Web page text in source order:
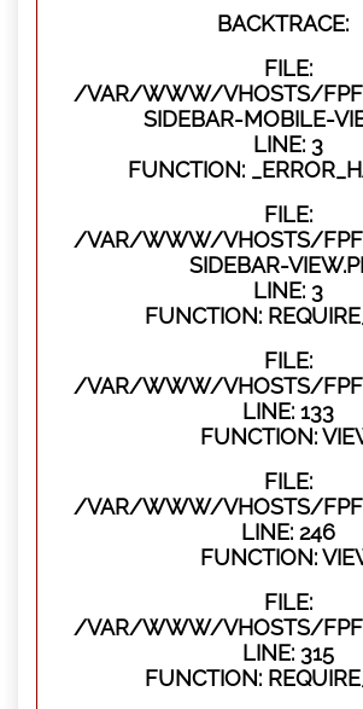
BACKTRACE:
FILE:
/VAR/WWW/VHOSTS/
SIDEBAR-MOBILE-
LINE: 3
FUNCTION:
FILE:
/VAR/WWW/VHOSTS/
SIDEBAR-
LINE: 3
FUNCTION:
FILE:
/VAR/WWW/VHOSTS/
LINE: 133
FUNCTION:
FILE:
/VAR/WWW/VHOSTS/
LINE: 246
FUNCTION:
FILE:
/VAR/WWW/VHOSTS/
LINE: 315
FUNCTION: